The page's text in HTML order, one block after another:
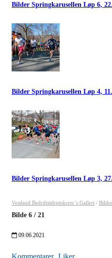
Bilder Springkarusellen Løp 6,
Bilder Springkarusellen Løp 4,
Bilder Springkarusellen Løp 3,
Vestland Bedriftsidrettskrets 's Galleri /
Bilde 6 / 21
09.06.2021
Kommentarer Liker